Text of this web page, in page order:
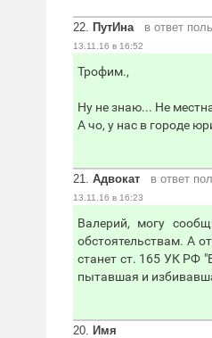
22. ПутИна в ответ
13.11.16 в 16:52
Трофим.,
Ну не знаю... Не
А чо, у нас в городе
21. Адвокат в ответ
13.11.16 в 16:23
Валерий, могу
обстоятельствам. А
станет ст. 165 УК РФ
пытавшая и
20. Имя